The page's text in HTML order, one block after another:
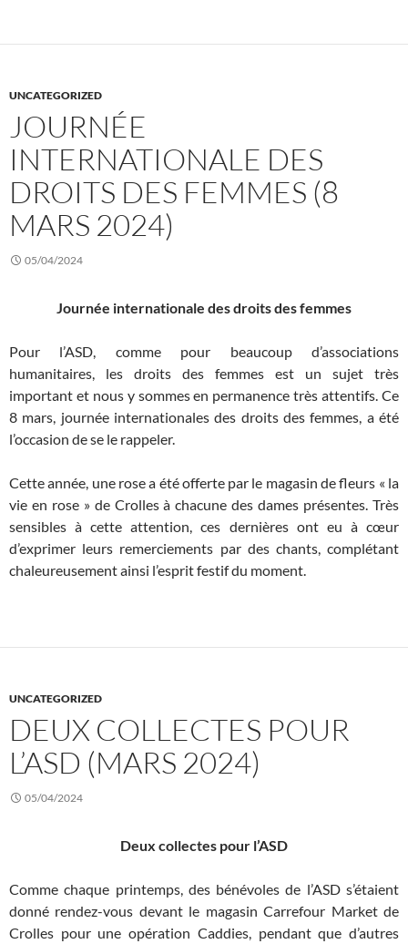
UNCATEGORIZED
JOURNÉE
INTERNATIONALE DES
DROITS DES FEMMES (8
MARS 2024)
05/04/2024
Journée internationale des droits des femmes
Pour l’ASD, comme pour beaucoup d’associations
humanitaires, les droits des femmes est un sujet très
important et nous y sommes en permanence très attentifs. Ce
8 mars, journée internationales des droits des femmes, a été
l’occasion de se le rappeler.
Cette année, une rose a été offerte par le magasin de fleurs « la
vie en rose » de Crolles à chacune des dames présentes. Très
sensibles à cette attention, ces dernières ont eu à cœur
d’exprimer leurs remerciements par des chants, complétant
chaleureusement ainsi l’esprit festif du moment.
UNCATEGORIZED
DEUX COLLECTES POUR
L’ASD (MARS 2024)
05/04/2024
Deux collectes pour l’ASD
Comme chaque printemps, des bénévoles de l’ASD s’étaient
donné rendez-vous devant le magasin Carrefour Market de
Crolles pour une opération Caddies, pendant que d’autres